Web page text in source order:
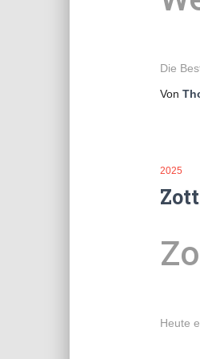
Die
Von
2025
Heute